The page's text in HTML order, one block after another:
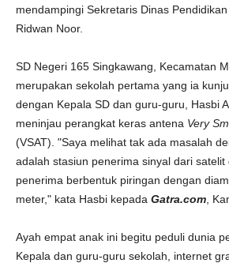
mendampingi Sekretaris Dinas
Ridwan Noor.
SD Negeri 165 Singkawang, Kecamatan
merupakan sekolah pertama yang ia
dengan Kepala SD dan guru-guru, Hasbi
meninjau perangkat keras antena Very
(VSAT). "Saya melihat tak ada masalah
adalah stasiun penerima sinyal dari satelit
penerima berbentuk piringan dengan
meter," kata Hasbi kepada Gatra.com ,
Ayah empat anak ini begitu peduli dunia
Kepala dan guru-guru sekolah, internet